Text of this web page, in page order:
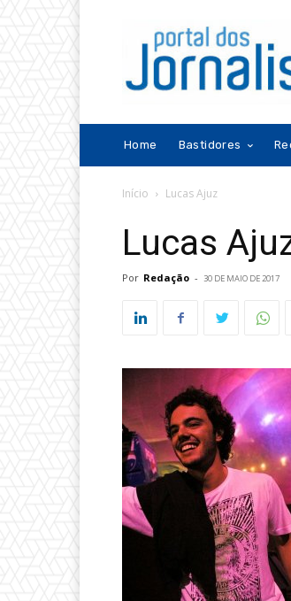
Home Bastidores
Início Lucas Ajuz
Lucas
Por Redação - 30 DE MAIO DE 2017